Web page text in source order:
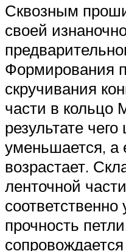
Сквозным
своей
Формирования
скручивания
части в кольцо
результате
уменьшается, а
возрастает.
ленточной
прочность